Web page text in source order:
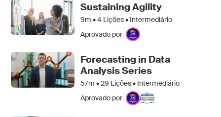
Sustaining Agility
9m •4 Lições • Intermediário
Aprovado por
Forecasting in Data
Analysis Series
57m •29 Lições • Intermediário
Aprovado por